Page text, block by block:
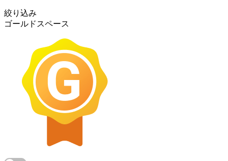
絞り込み
ゴールドスペース